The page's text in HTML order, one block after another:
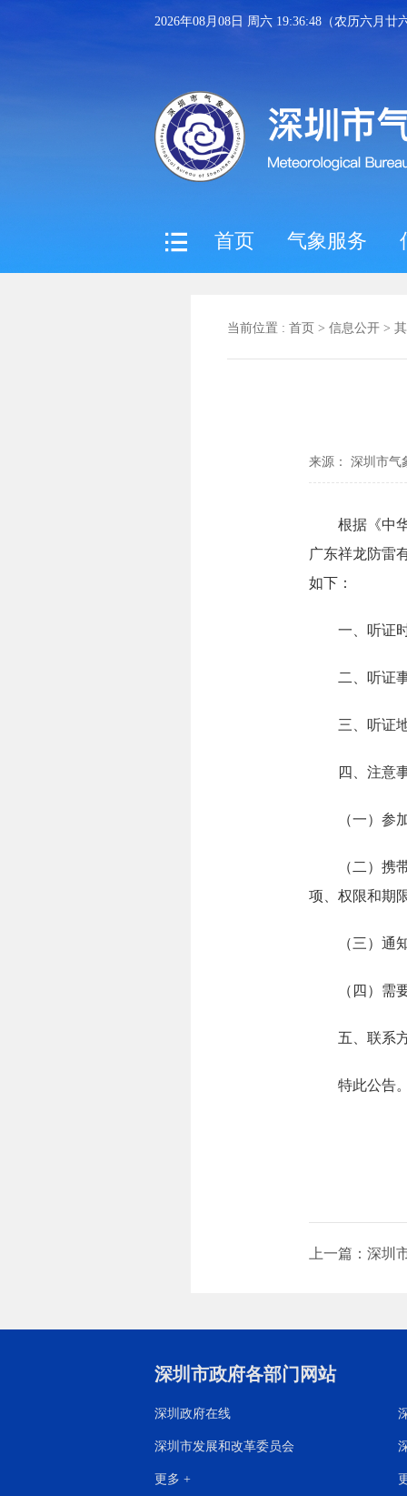
2026年08月08日 周六 19:36:49（农历六月廿
首页 气象服务
当前位置 : 首页 > 信息公开 >
来源： 深圳市气
根据《中华
广东祥龙防雷
如下：
一、听证
二、听证
三、听证
四、注意
（一）参加
（二）携带
项、权限和期
（三）通知
（四）需要
五、联系方
特此公告
上一篇：深圳
深圳市政府各部门网站
深圳政府在线
深圳市发展和改革委员会
更多 +